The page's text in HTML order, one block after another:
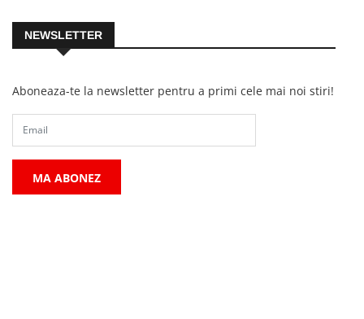
NEWSLETTER
Aboneaza-te la newsletter pentru a primi cele mai noi stiri!
MA ABONEZ